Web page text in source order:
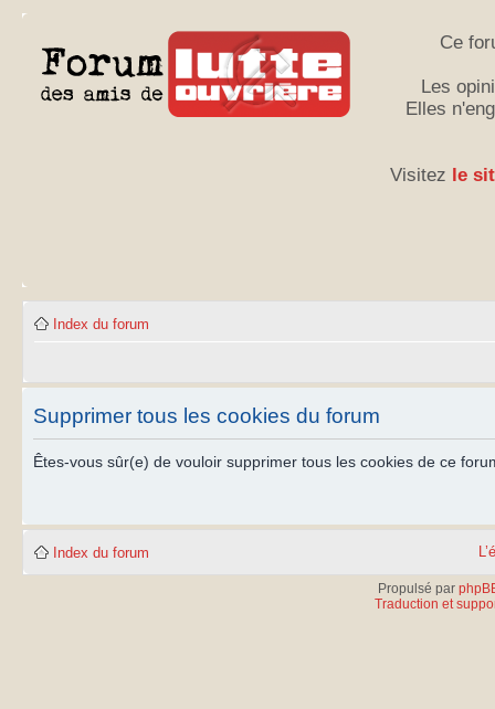
Ce
Les
Elles
Visitez le
Index du forum
Supprimer tous les cookies du forum
Êtes-vous sûr(e) de vouloir supprimer tous les cookies de ce
Index du forum
Propulsé par
Traduction et